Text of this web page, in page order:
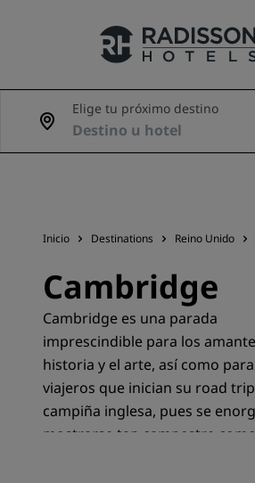
Nuestras marcas
Elige tu próximo destino
Inicio Destinations Reino Unido
Cambridge
Cambridge es una parada
imprescindible para los
historia y el arte, así como
viajeros que inician su road
campiña inglesa, pues se
mostrarse tan campestre como